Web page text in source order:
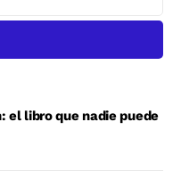
el libro que nadie puede